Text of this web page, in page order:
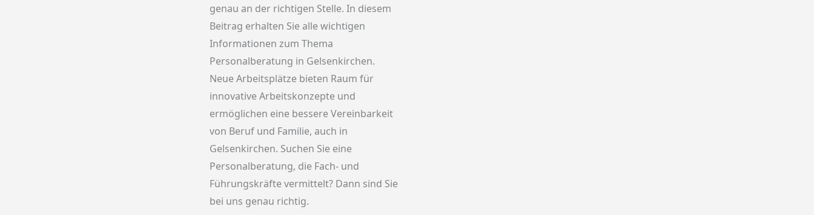
genau an der richtigen Stelle. In diesem
Beitrag erhalten Sie alle wichtigen
Informationen zum Thema
Personalberatung in Gelsenkirchen.
Neue Arbeitsplätze bieten Raum für
innovative Arbeitskonzepte und
ermöglichen eine bessere Vereinbarkeit
von Beruf und Familie, auch in
Gelsenkirchen. Suchen Sie eine
Personalberatung, die Fach- und
Führungskräfte vermittelt? Dann sind Sie
bei uns genau richtig.